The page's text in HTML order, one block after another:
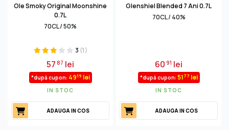
Ole Smoky Original Moonshine
0.7L
70CL / 50%
3 (1)
5787 lei
*după cupon: 4919 lei
IN STOC
ADAUGA IN COS
Glenshiel Blended 7 Ani 0.7L
70CL / 40%
6091 lei
*după cupon: 5177 lei
IN STOC
ADAUGA IN COS